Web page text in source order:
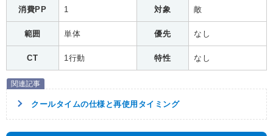
消費PP 1 対象 敵
範囲 単体 優先 なし
CT 1行動 特性 なし
クールタイムの仕様と再使用タイミング